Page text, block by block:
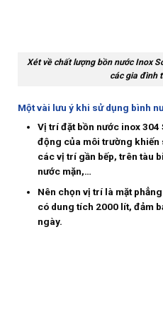
Xét về chất lượng bồn nước Inox
các gia đình
Một vài lưu ý khi sử dụng bình
Vị trí đặt bồn nước inox
động của môi trường khiến
các vị trí gần bếp, trên tàu
nước mặn,…
Nên chọn vị trí là mặt
có dung tích 2000 lít, đảm
ngày.